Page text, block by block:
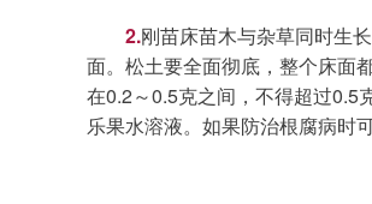
2.刚苗床苗木与杂草同时生
面。松土要全面彻底，整个床面
在0.2～0.5克之间，不得超过0.5
乐果水溶液。如果防治根腐病时